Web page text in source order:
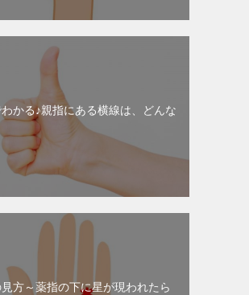
かる♪親指にある横線は、どんな
方～薬指の下に星が現われたら